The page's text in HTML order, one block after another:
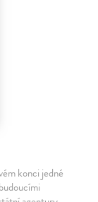
konci jedné